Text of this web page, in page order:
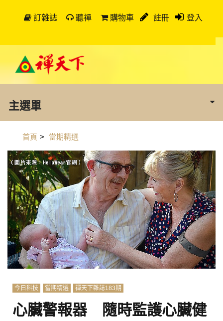
訂雜誌 聽禪 購物車 註冊 登入
主選單
首頁 > 當期精選
今日科技 當期精選 禪天下雜誌183期
心臟警報器 隨時監護心臟健